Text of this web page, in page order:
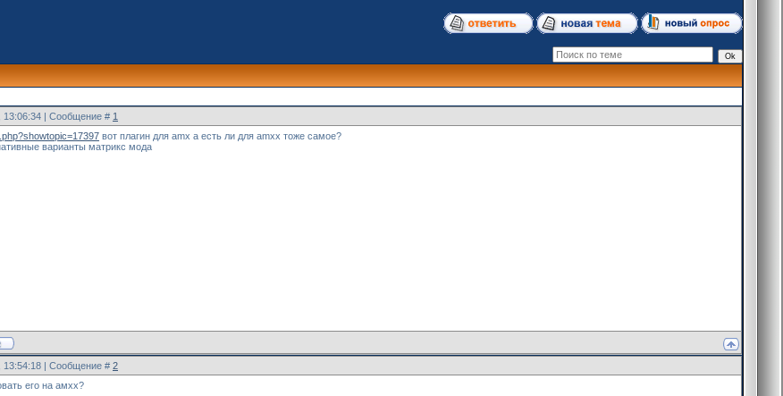
13:06:34 | Сообщение # 1
вот плагин для amx а есть ли для amxx тоже самое?
варианты матрикс мода
13:54:18 | Сообщение # 2
его на амхх?